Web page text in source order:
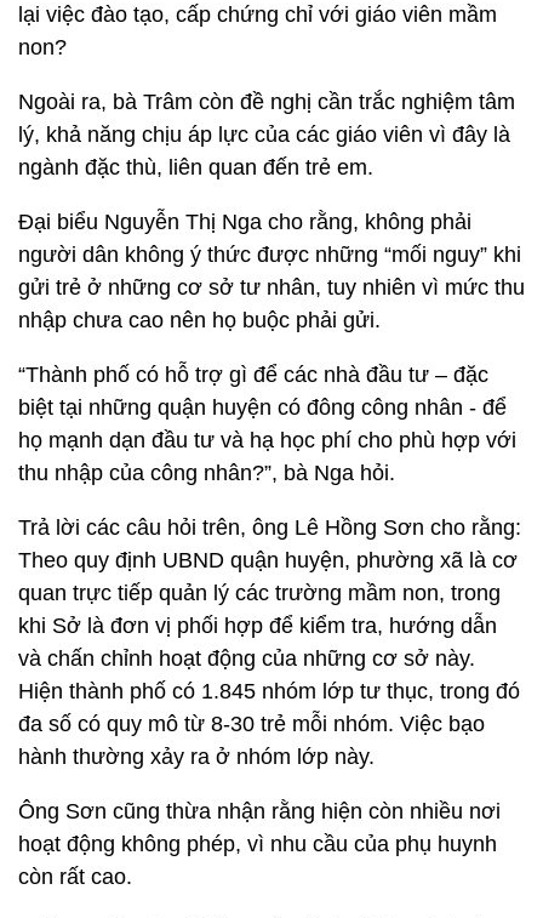
lại việc đào tạo, cấp chứng chỉ với giáo viên mầm
non?
Ngoài ra, bà Trâm còn đề nghị cần trắc nghiệm tâm
lý, khả năng chịu áp lực của các giáo viên vì đây là
ngành đặc thù, liên quan đến trẻ em.
Đại biểu Nguyễn Thị Nga cho rằng, không phải
người dân không ý thức được những “mối nguy” khi
gửi trẻ ở những cơ sở tư nhân, tuy nhiên vì mức thu
nhập chưa cao nên họ buộc phải gửi.
“Thành phố có hỗ trợ gì để các nhà đầu tư – đặc
biệt tại những quận huyện có đông công nhân - để
họ mạnh dạn đầu tư và hạ học phí cho phù hợp với
thu nhập của công nhân?”, bà Nga hỏi.
Trả lời các câu hỏi trên, ông Lê Hồng Sơn cho rằng:
Theo quy định UBND quận huyện, phường xã là cơ
quan trực tiếp quản lý các trường mầm non, trong
khi Sở là đơn vị phối hợp để kiểm tra, hướng dẫn
và chấn chỉnh hoạt động của những cơ sở này.
Hiện thành phố có 1.845 nhóm lớp tư thục, trong đó
đa số có quy mô từ 8-30 trẻ mỗi nhóm. Việc bạo
hành thường xảy ra ở nhóm lớp này.
Ông Sơn cũng thừa nhận rằng hiện còn nhiều nơi
hoạt động không phép, vì nhu cầu của phụ huynh
còn rất cao.